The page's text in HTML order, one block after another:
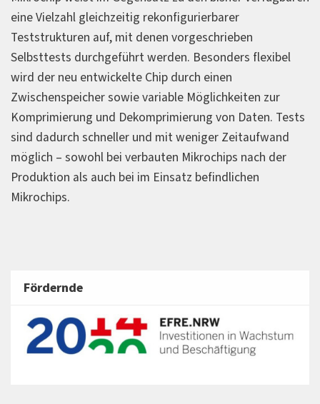
eine Vielzahl gleichzeitig rekonfigurierbarer
Teststrukturen auf, mit denen vorgeschrieben
Selbsttests durchgeführt werden. Besonders flexibel
wird der neu entwickelte Chip durch einen
Zwischenspeicher sowie variable Möglichkeiten zur
Komprimierung und Dekomprimierung von Daten. Tests
sind dadurch schneller und mit weniger Zeitaufwand
möglich – sowohl bei verbauten Mikrochips nach der
Produktion als auch bei im Einsatz befindlichen
Mikrochips.
Fördernde